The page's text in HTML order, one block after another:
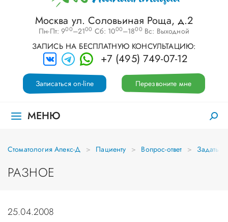
Москва ул. Соловьиная Роща, д.2
Пн-Пт: 900–2100 Сб: 1000–1800 Вс: Выходной
ЗАПИСЬ НА БЕСПЛАТНУЮ КОНСУЛЬТАЦИЮ:
+7 (495) 749-07-12
Перезвоните мне
Записаться on-line
МЕНЮ
Стоматология Апекс-Д Пациенту Вопрос-ответ Задать
РАЗНОЕ
25.04.2008